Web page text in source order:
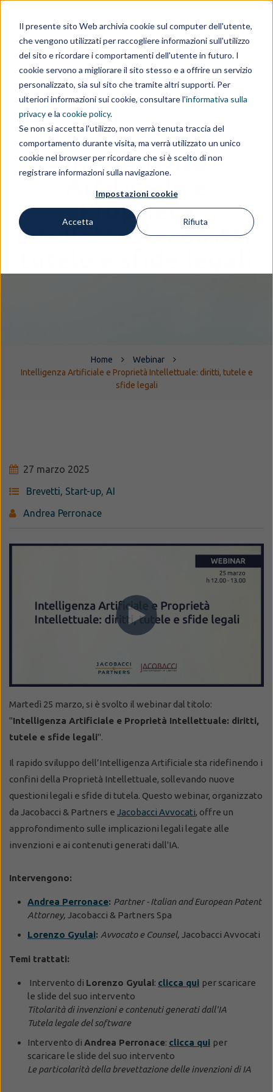
Il presente sito Web archivia cookie sul computer dell'utente,
che vengono utilizzati per raccogliere informazioni sull'utilizzo
del sito e ricordare i comportamenti dell'utente in futuro. I
cookie servono a migliorare il sito stesso e a offrire un servizio
personalizzato, sia sul sito che tramite altri supporti. Per
ulteriori informazioni sui cookie, consultare l'informativa sulla
privacye la cookie policy.
Se non si accetta l'utilizzo, non verrà tenuta traccia del
comportamento durante visita, ma verrà utilizzato un unico
cookie nel browser per ricordare che si è scelto di non
registrare informazioni sulla navigazione.
Impostazioni cookie
Accetta Rifiuta
IL GRUPPO
Intelligenza
Artificiale e
Proprietà
Intellettuale: diritti,
Home
Webinar
Intelligenza Artificiale e Proprietà Intellettuale: diritti, tutele e
sfide legali
27 marzo 2025
Brevetti, Start-up, AI
Andrea Perronace
Martedì 25 marzo, si è svolto il webinar dal titolo:
"Intelligenza Artificiale e Proprietà Intellettuale: diritti,
tutele e sfide legali".
Il rapido sviluppo dell’Intelligenza Artificiale sta ridefinendo i
confini della Proprietà Intellettuale, sollevando nuove
questioni legali e sfide di tutela. Questo webinar, organizzato
da Jacobacci & Partners e Jacobacci Avvocati, offre un
approfondimento sulle implicazioni legali legate alle
invenzioni e ai contenuti generati dall'IA.
Intervengono:
Andrea Perronace: Partner - Italian and European Patent
Attorney, Jacobacci & Partners Spa
Lorenzo Gyulai: Avvocato e Counsel, Jacobacci Avvocati
Temi trattati:
Intervento di Lorenzo Gyulai: clicca qui per scaricare
le slide del suo intervento
Titolarità di invenzioni e contenuti generati dall'IA
Tutela legale del software
Intervento di Andrea Perronace: clicca qui per
scaricare le slide del suo intervento
Le particolarità della brevettazione delle invenzioni di IA